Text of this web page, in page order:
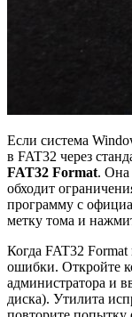
Если система
в FAT32 через
FAT32 Format. Она
обходит
программу с
метку тома и
Когда FAT32
ошибки. Откройте
администратора и
диска). Утилита